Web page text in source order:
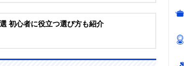
初心者に役立つ選び方も紹介